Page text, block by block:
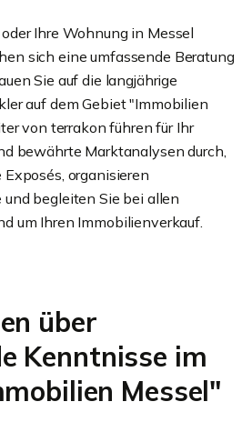
Ihre Wohnung in Messel
sich eine umfassende Beratung
Sie auf die langjährige
auf dem Gebiet "Immobilien
von terrakon führen für Ihr
bewährte Marktanalysen durch,
organisieren
begleiten Sie bei allen
um Ihren Immobilienverkauf.
über
Kenntnisse im
Messel"